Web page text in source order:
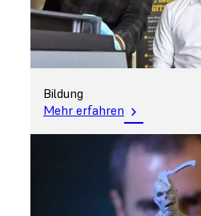
Bildung
Mehr erfahren